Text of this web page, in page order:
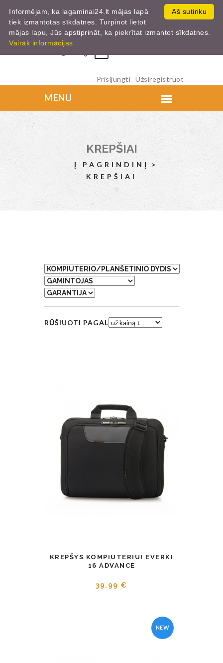
Užsiregistruot
Prisijungti
KREPŠIAI
Į PAGRINDINĮ
KREPŠIAI
RŪŠIUOTI PAGAL
KREPŠYS KOMPIUTERIUI EVERKI
16 ADVANCE
39.99 €
NEW
Aš sutinku
Informējam, ka lagaminai24.lt mājas lapā
tiek izmantotas sīkdatnes. Turpinot lietot
mājas lapu, Jūs apstiprināt, ka piekrītat izmantot sīkdatnes.
Vairāk informācijas